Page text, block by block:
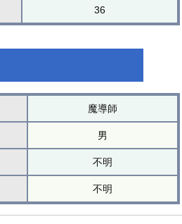
36
魔導師
男
不明
不明